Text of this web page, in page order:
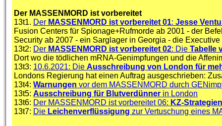
Der MASSENMORD ist vorbereitet
13t1. Der MASSENMORD ist vorbereitet 01: Jesse
Fusion Centers für Spionage+Rufmorde ab 2001 - der
Security ab 2007 - ein Sarglager in Georgia - die
13t2: Der MASSENMORD ist vorbereitet 02: Die Tabelle
Dort wo die tödlichen mRNA-Genimpfungen und die
13t3: 10.6.2021: Die Ausschreibung von London für
Londons Regierung hat einen Auftrag ausgeschrieben:
13t4: Warnungen vor dem MASSENMORD durch
13t5: Ausschreibung für Blutverdünner in London
13t6: Der MASSENMORD ist vorbereitet 06: KZ-Strategien
13t7: Die Leichenverflüssigung zur Vertuschung eines